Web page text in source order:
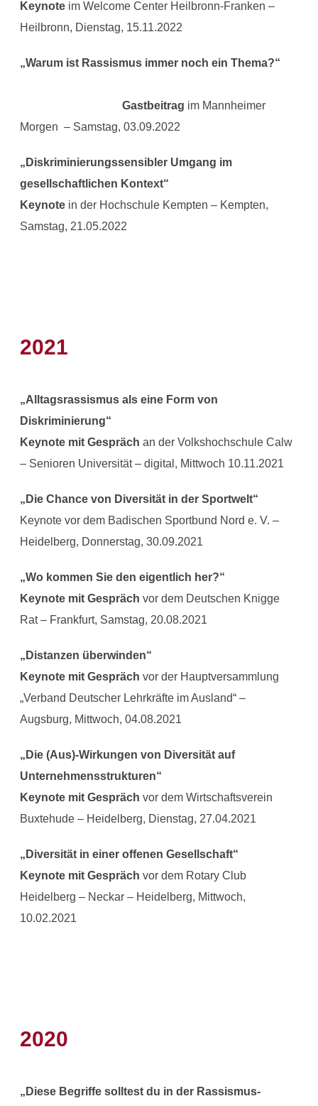
Keynoteim Welcome Center Heilbronn-Franken –
Heilbronn, Dienstag, 15.11.2022
„Warum ist Rassismus immer noch ein Thema?“
Gastbeitrag im Mannheimer
Morgen – Samstag, 03.09.2022
„Diskriminierungssensibler Umgang im
gesellschaftlichen Kontext“
Keynotein der Hochschule Kempten – Kempten,
Samstag, 21.05.2022
2021
„Alltagsrassismus als eine Form von
Diskriminierung“
Keynote mit Gespräch an der Volkshochschule Calw
– Senioren Universität – digital, Mittwoch 10.11.2021
„Die Chance von Diversität in der Sportwelt“
Keynote vor dem Badischen Sportbund Nord e. V. –
Heidelberg, Donnerstag, 30.09.2021
„Wo kommen Sie den eigentlich her?“
Keynote mit Gespräch vor dem Deutschen Knigge
Rat – Frankfurt, Samstag, 20.08.2021
„Distanzen überwinden“
Keynote mit Gespräch vor der Hauptversammlung
„Verband Deutscher Lehrkräfte im Ausland“ –
Augsburg, Mittwoch, 04.08.2021
„Die (Aus)-Wirkungen von Diversität auf
Unternehmensstrukturen“
Keynote mit Gespräch vor dem Wirtschaftsverein
Buxtehude – Heidelberg, Dienstag, 27.04.2021
„Diversität in einer offenen Gesellschaft“
Keynote mit Gespräch vor dem Rotary Club
Heidelberg – Neckar – Heidelberg, Mittwoch,
10.02.2021
2020
„Diese Begriffe solltest du in der Rassismus-